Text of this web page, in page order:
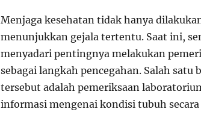
Menjaga kesehatan tidak hanya
menunjukkan gejala tertentu. Saat ini,
menyadari pentingnya melakukan
sebagai langkah pencegahan. Salah
tersebut adalah pemeriksaan
informasi mengenai kondisi tubuh